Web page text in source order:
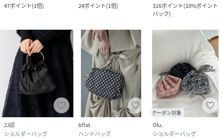
47ポイント(1倍)
24ポイント(1倍)
316ポイント(10%ポイント
バック)
23区
ショルダーバッグ
bflat
ハンドバッグ
クーポン対象
Olu.
ショルダーバッグ